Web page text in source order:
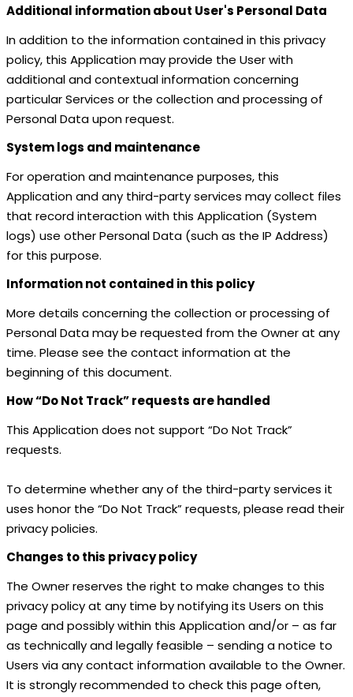
Additional information about User's Personal Data
In addition to the information contained in this privacy
policy, this Application may provide the User with
additional and contextual information concerning
particular Services or the collection and processing of
Personal Data upon request.
System logs and maintenance
For operation and maintenance purposes, this
Application and any third-party services may collect files
that record interaction with this Application (System
logs) use other Personal Data (such as the IP Address)
for this purpose.
Information not contained in this policy
More details concerning the collection or processing of
Personal Data may be requested from the Owner at any
time. Please see the contact information at the
beginning of this document.
How “Do Not Track” requests are handled
This Application does not support “Do Not Track”
requests.
To determine whether any of the third-party services it
uses honor the “Do Not Track” requests, please read their
privacy policies.
Changes to this privacy policy
The Owner reserves the right to make changes to this
privacy policy at any time by notifying its Users on this
page and possibly within this Application and/or – as far
as technically and legally feasible – sending a notice to
Users via any contact information available to the Owner.
It is strongly recommended to check this page often,